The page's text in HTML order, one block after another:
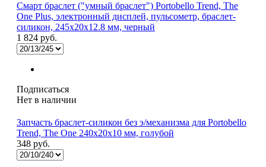
Смарт браслет ("умный браслет") Portobello Trend, The
One Plus, электронный дисплей, пульсометр, браслет-
силикон, 245x20x12.8 мм, черный
1 824 руб.
Подписаться
Нет в наличии
Запчасть браслет-силикон без э/механизма для Portobello
Trend, The One 240x20x10 мм, голубой
348 руб.